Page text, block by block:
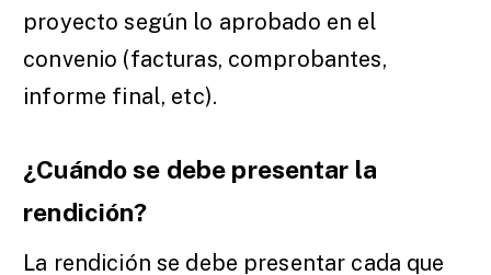
proyecto según lo aprobado en el
convenio (facturas, comprobantes,
informe final, etc).
¿Cuándo se debe presentar la
rendición?
La rendición se debe presentar cada que